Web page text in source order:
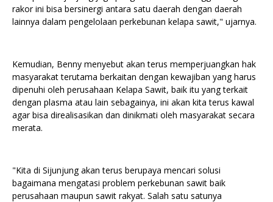
rakor ini bisa bersinergi antara satu daerah dengan daerah
lainnya dalam pengelolaan perkebunan kelapa sawit," ujarnya.
Kemudian, Benny menyebut akan terus memperjuangkan hak
masyarakat terutama berkaitan dengan kewajiban yang harus
dipenuhi oleh perusahaan Kelapa Sawit, baik itu yang terkait
dengan plasma atau lain sebagainya, ini akan kita terus kawal
agar bisa direalisasikan dan dinikmati oleh masyarakat secara
merata.
"Kita di Sijunjung akan terus berupaya mencari solusi
bagaimana mengatasi problem perkebunan sawit baik
perusahaan maupun sawit rakyat. Salah satu satunya